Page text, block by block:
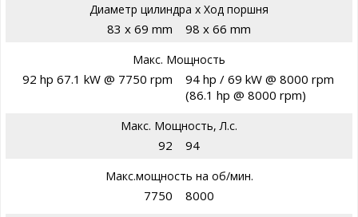
Диаметр цилиндра х Ход поршня
83 x 69 mm 98 x 66 mm
Макс. Мощность
92 hp 67.1 kW @ 7750 rpm
94 hp / 69 kW @ 8000 rpm
(86.1 hp @ 8000 rpm)
Макс. Мощность, Л.с.
92 94
Макс.мощность на об/мин.
7750 8000